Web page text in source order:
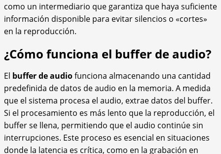
como un intermediario que garantiza que haya suficiente
información disponible para evitar silencios o «cortes»
en la reproducción.
¿Cómo funciona el buffer de audio?
El buffer de audiofunciona almacenando una cantidad
predefinida de datos de audio en la memoria. A medida
que el sistema procesa el audio, extrae datos del buffer.
Si el procesamiento es más lento que la reproducción, el
buffer se llena, permitiendo que el audio continúe sin
interrupciones. Este proceso es esencial en situaciones
donde la latencia es crítica, como en la grabación en